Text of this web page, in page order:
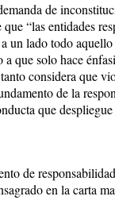
de
“las entidades
un lado todo
que solo hace
considera que
de la
que
de
en la carta